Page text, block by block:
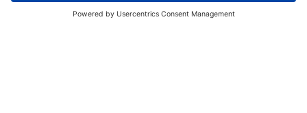
Reisebeginn: Immer Montag, Mittwoch und